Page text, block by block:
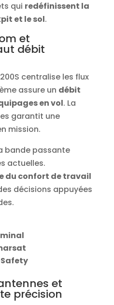
qui redéfinissent la
et le sol.
et
débit
centralise les flux
assure un débit
en vol. La
garantit une
mission.
bande passante
actuelles.
du confort de travail
décisions appuyées
et
précision